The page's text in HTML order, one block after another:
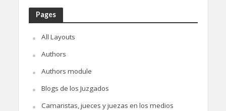
Pages
All Layouts
Authors
Authors module
Blogs de los Juzgados
Camaristas, jueces y juezas en los medios